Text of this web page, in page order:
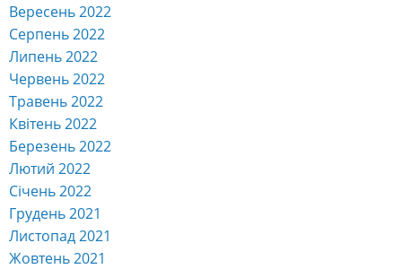
Вересень 2022
Серпень 2022
Липень 2022
Червень 2022
Травень 2022
Квітень 2022
Березень 2022
Лютий 2022
Січень 2022
Грудень 2021
Листопад 2021
Жовтень 2021